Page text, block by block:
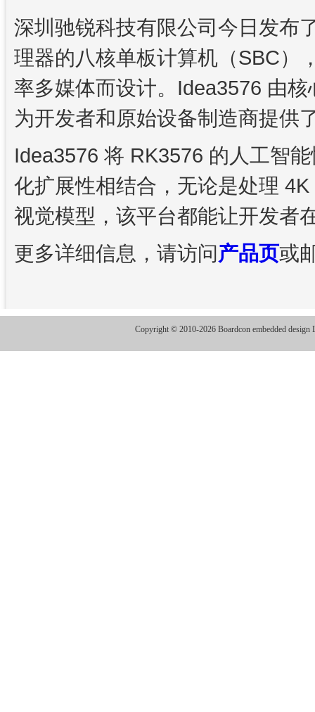
深圳驰锐科技有限公司今日发布
理器的八核单板计算机（SBC）
率多媒体而设计。Idea3576 由核
为开发者和原始设备制造商提供
Idea3576 将 RK3576 的人工智
化扩展性相结合，无论是处理
视觉模型，该平台都能让开发者
更多详细信息，请访问产品页或
Copyright © 2010-2026 Boardcon embedded